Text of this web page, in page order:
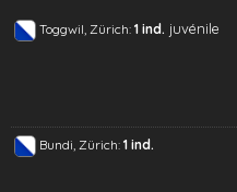
Toggwil, Zürich: 1 ind. juvénile
Bundi, Zürich: 1 ind.